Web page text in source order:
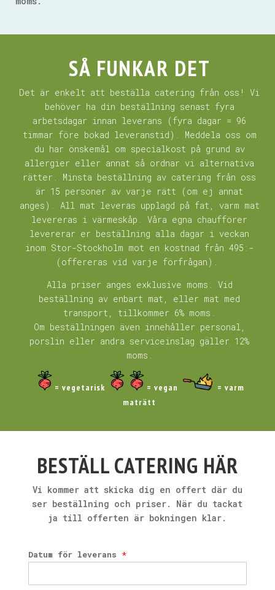
SÅ FUNKAR DET
Det är enkelt att beställa catering från oss! Vi
behöver ha din beställning senast fyra
arbetsdagar innan leverans (fyra dagar = 96
timmar före bokad leveranstid). Meddela oss om
du har önskemål om specialkost på grund av
allergier eller annat så ordnar vi alternativa
rätter. Minsta beställning av catering från oss
är 15 personer av varje rätt (om ej annat
anges). All mat leveras upplagd på fat, varm mat
levereras i värmeskåp. Våra egna chaufförer
levererar er beställning alla dagar i veckan
inom Stor-Stockholm mot en kostnad från 495:-
(offereras vid varje förfrågan).
Alla priser anges exklusive moms. Vid
beställning av enbart mat, eller mat med
transport, tillkommer 6% moms.
Om beställningen även innehåller personal,
porslin eller andra serviceinslag gäller 12%
moms.
= vegetarisk = vegan
= varm
maträtt
BESTÄLL CATERING HÄR
Vi kommer att skicka dig en offert där du
ser beställning och priser. När du tackat
ja till offerten är bokningen klar.
Datum för leverans *